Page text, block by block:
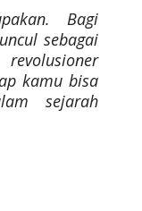
Bagi
sebagai
kamu bisa
sejarah